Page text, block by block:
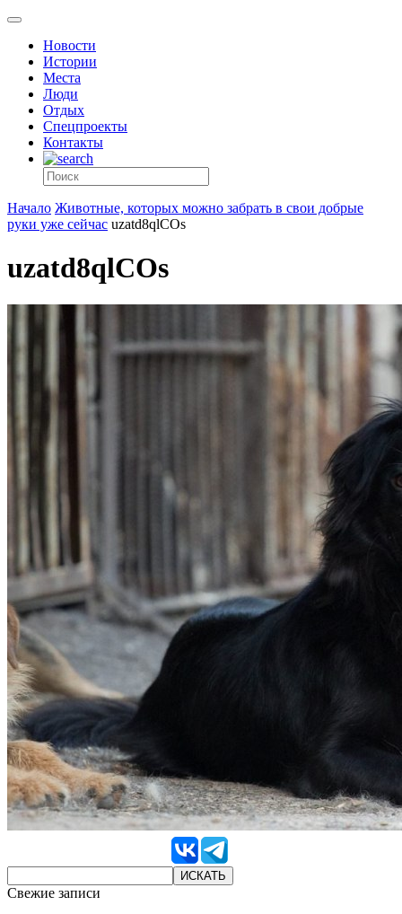
Новости
Истории
Места
Люди
Отдых
Спецпроекты
Контакты
Начало Животные, которых можно забрать в свои добрые
руки уже сейчас uzatd8qlCOs
uzatd8qlCOs
Свежие записи